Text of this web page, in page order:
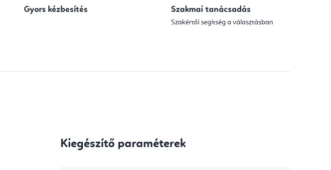
Gyors kézbesítés Szakmai tanácsadás
Szakértői segítség a választásban
Kiegészítő paraméterek